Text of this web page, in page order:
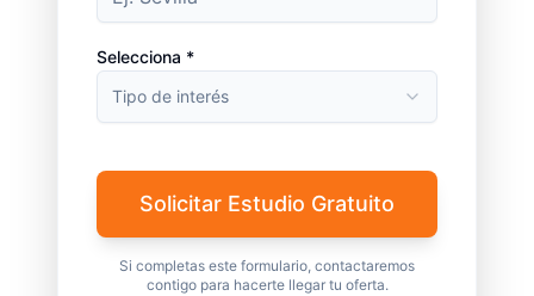
Selecciona *
Tipo de interés
Solicitar Estudio Gratuito
Si completas este formulario, contactaremos
contigo para hacerte llegar tu oferta.